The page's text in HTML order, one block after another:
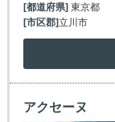
[都道府県] 東京都
[市区郡]立川市
アクセーヌ